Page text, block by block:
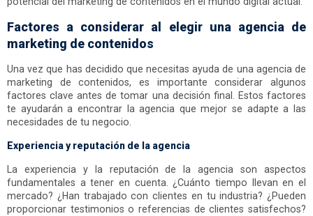
Factores a considerar al elegir una agencia de
marketing de contenidos
Una vez que has decidido que necesitas ayuda de una agencia de
marketing de contenidos, es importante considerar algunos
factores clave antes de tomar una decisión final. Estos factores
te ayudarán a encontrar la agencia que mejor se adapte a las
necesidades de tu negocio.
Experiencia y reputación de la agencia
La experiencia y la reputación de la agencia son aspectos
fundamentales a tener en cuenta. ¿Cuánto tiempo llevan en el
mercado? ¿Han trabajado con clientes en tu industria? ¿Pueden
proporcionar testimonios o referencias de clientes satisfechos?